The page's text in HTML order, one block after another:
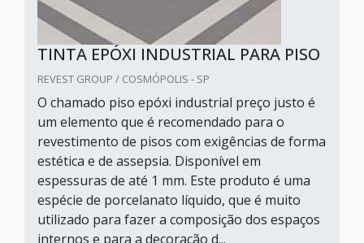
TINTA EPÓXI INDUSTRIAL PARA PISO
REVEST GROUP / COSMÓPOLIS - SP
O chamado piso epóxi industrial preço justo é
um elemento que é recomendado para o
revestimento de pisos com exigências de forma
estética e de assepsia. Disponível em
espessuras de até 1 mm. Este produto é uma
espécie de porcelanato líquido, que é muito
utilizado para fazer a composição dos espaços
internos e para a decoração d...